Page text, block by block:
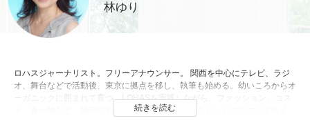
林ゆり
ロハスジャーナリスト。フリーアナウンサー。 関西を中心にテレビ、ラジ
オ、舞台などで活動後、東京に拠点を移し、執筆も始める。幼いころからオ
ーガニックに囲まれて育つ。LOHASを実践しながら、ファッション、コス
メ、食べ物など、地球にやさしく、私たちにもやさしいものについてライフ
続きを読む